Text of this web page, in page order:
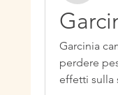
Garcinia
perdere
effetti sulla